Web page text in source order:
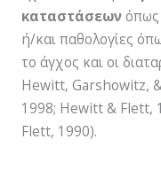
καταστάσεωνόπως
ή/και παθολογίες
το άγχος και οι
Hewitt, Garshowitz,
1998; Hewitt &
Flett, 1990).